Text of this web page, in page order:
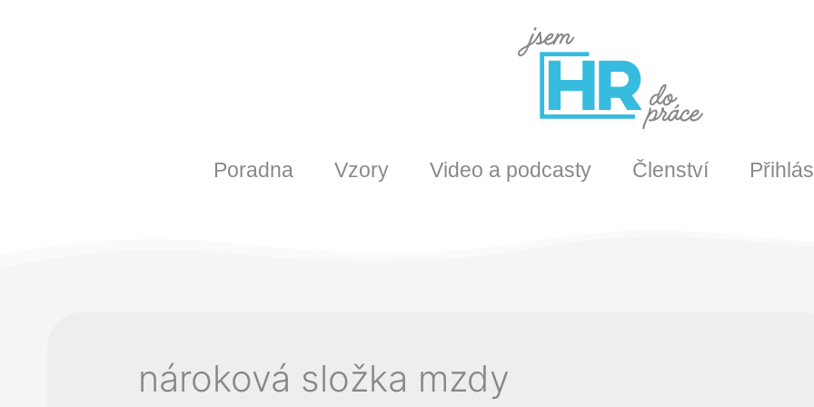
Poradna Vzory Video a podcasty Členství
nároková složka mzdy